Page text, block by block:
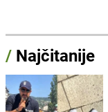
/ Najčitanije